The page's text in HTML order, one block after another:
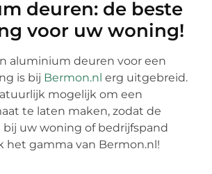
deuren: de beste
voor uw woning!
aluminium deuren voor een
is bij Bermon.nl erg uitgebreid.
mogelijk om een
te laten maken, zodat de
uw woning of bedrijfspand
het gamma van Bermon.nl!